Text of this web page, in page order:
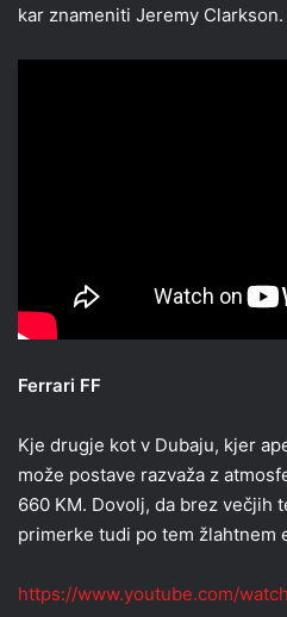
kar znameniti Jeremy Clarkson.
Ferrari FF
Kje drugje kot v Dubaju, kjer
može postave razvaža z
660 KM. Dovolj, da brez večjih
primerke tudi po tem žlahtnem
https://www.youtube.com/